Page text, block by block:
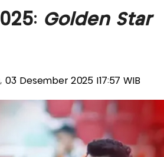
Golden Star
03 Desember 2025 |17:57 WIB